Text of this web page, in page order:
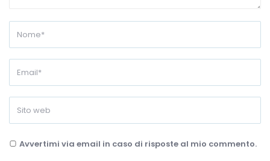
Avvertimi via email in caso di risposte al mio commento.